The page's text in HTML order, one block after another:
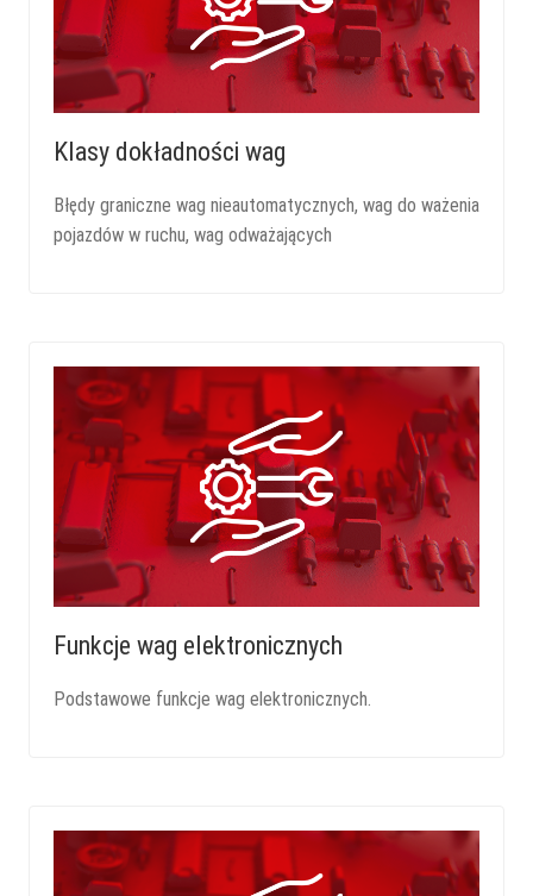
Klasy dokładności wag
Błędy graniczne wag nieautomatycznych, wag do ważenia
pojazdów w ruchu, wag odważających
Funkcje wag elektronicznych
Podstawowe funkcje wag elektronicznych.